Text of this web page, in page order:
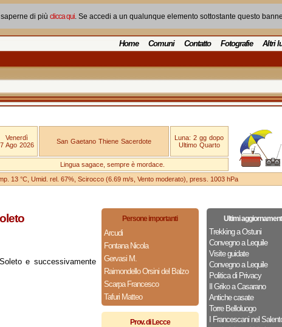
di più clicca qui. Se accedi a un qualunque elemento sottostante questo
Home Comuni Contatto Fotografie Altri
Venerdì
7 Ago 2026
San Gaetano Thiene Sacerdote
Luna: 2 gg dopo
Ultimo Quarto
Lingua sagace, sempre è mordace.
13 °C, Umid. rel. 67%, Scirocco (6.69 m/s, Vento moderato), press. 1003 hPa
Persone importanti
Arcudi
Fontana Nicola
Gervasi M.
Raimondello Orsini del Balzo
Scarpa Francesco
Tafuri Matteo
Prov. di Lecce
e successivamente
Ultimi
Trekking a Ostuni
Convegno a Lequile
Visite guidate
Convegno a Lequile
Politica di Privacy
Il Griko a Casarano
Antiche casate
Torre Belloluogo
I Francescani nel